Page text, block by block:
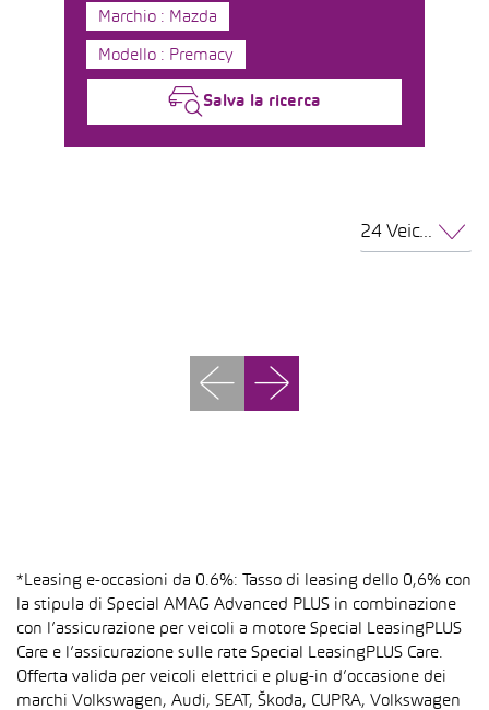
Marchio : Mazda
Modello : Premacy
Salva la ricerca
24 Veicoli per pagina
*Leasing e-occasioni da 0.6%: Tasso di leasing dello 0,6% con
la stipula di Special AMAG Advanced PLUS in combinazione
con l’assicurazione per veicoli a motore Special LeasingPLUS
Care e l’assicurazione sulle rate Special LeasingPLUS Care.
Offerta valida per veicoli elettrici e plug-in d’occasione dei
marchi Volkswagen, Audi, SEAT, Škoda, CUPRA, Volkswagen